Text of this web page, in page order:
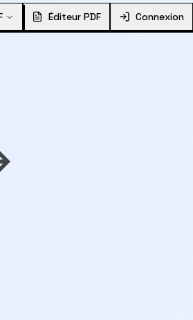
Éditeur PDF Connexion